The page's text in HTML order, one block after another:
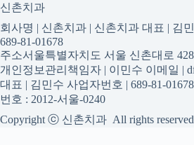
신촌치과
회사명 | 신촌치과 | 신촌치과 대표 | 김
689-81-01678
주소서울특별자치도 서울 신촌대로
개인정보관리책임자 | 이민수 이메일 |
대표 | 김민수 사업자번호 | 689-81-
번호 : 2012-서울-0240
Copyright ⓒ 신촌치과 All rights